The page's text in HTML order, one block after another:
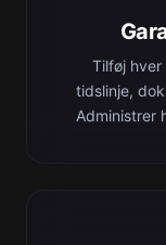
Tilføj
tidslinje,
Administrer